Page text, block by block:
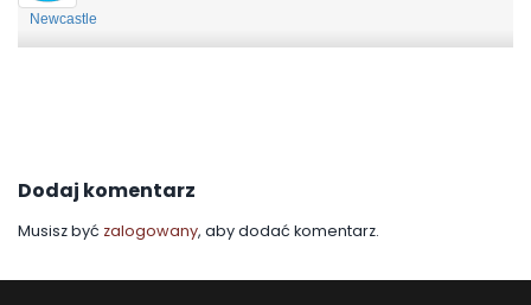
Newcastle
Dodaj komentarz
Musisz być zalogowany, aby dodać komentarz.